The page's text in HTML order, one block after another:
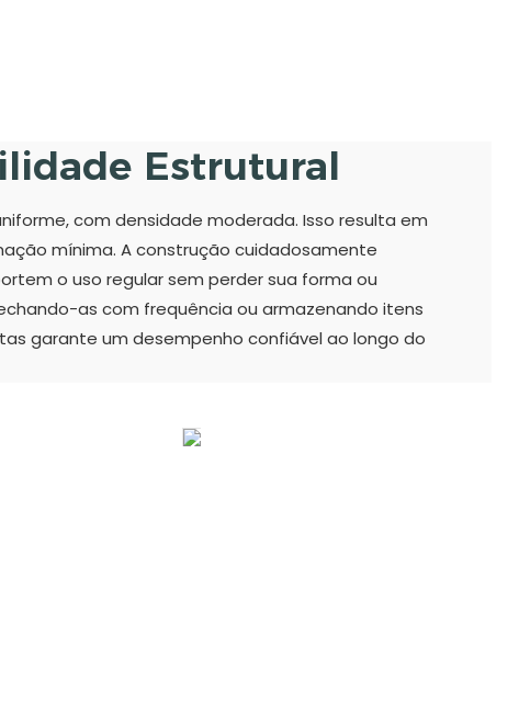
Estrutural
com densidade moderada. Isso resulta em
mínima. A construção cuidadosamente
o uso regular sem perder sua forma ou
as com frequência ou armazenando itens
garante um desempenho confiável ao longo do